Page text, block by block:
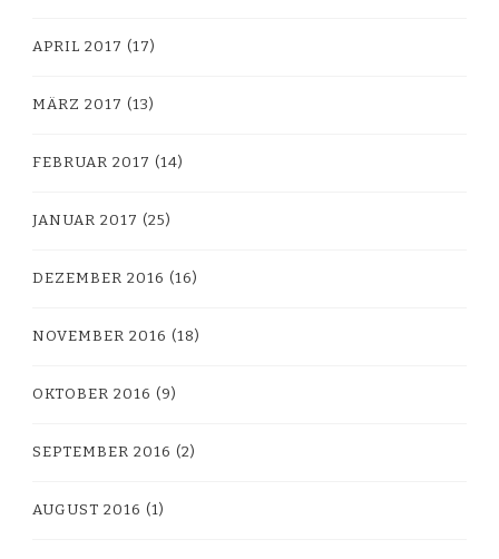
APRIL 2017 (17)
MÄRZ 2017 (13)
FEBRUAR 2017 (14)
JANUAR 2017 (25)
DEZEMBER 2016 (16)
NOVEMBER 2016 (18)
OKTOBER 2016 (9)
SEPTEMBER 2016 (2)
AUGUST 2016 (1)